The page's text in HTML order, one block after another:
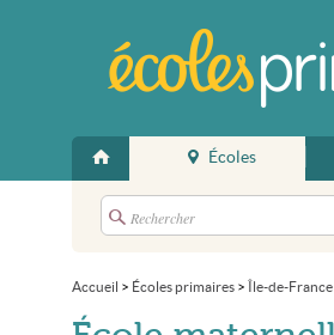
Écoles
Accueil > Écoles primaires > Île-de-France